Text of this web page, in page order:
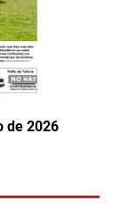
de 2026